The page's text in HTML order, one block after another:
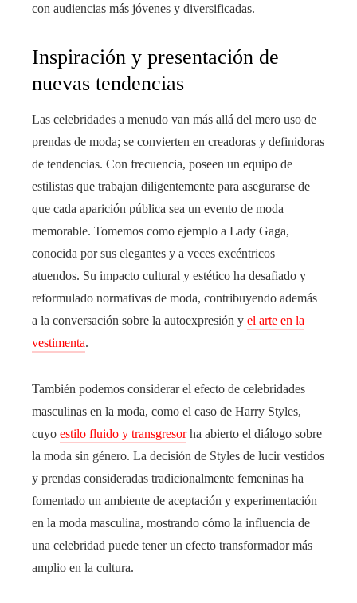
con audiencias más jóvenes y diversificadas.
Inspiración y presentación de
nuevas tendencias
Las celebridades a menudo van más allá del mero uso de
prendas de moda; se convierten en creadoras y definidoras
de tendencias. Con frecuencia, poseen un equipo de
estilistas que trabajan diligentemente para asegurarse de
que cada aparición pública sea un evento de moda
memorable. Tomemos como ejemplo a Lady Gaga,
conocida por sus elegantes y a veces excéntricos
atuendos. Su impacto cultural y estético ha desafiado y
reformulado normativas de moda, contribuyendo además
a la conversación sobre la autoexpresión y el arte en la
vestimenta.
También podemos considerar el efecto de celebridades
masculinas en la moda, como el caso de Harry Styles,
cuyo estilo fluido y transgresorha abierto el diálogo sobre
la moda sin género. La decisión de Styles de lucir vestidos
y prendas consideradas tradicionalmente femeninas ha
fomentado un ambiente de aceptación y experimentación
en la moda masculina, mostrando cómo la influencia de
una celebridad puede tener un efecto transformador más
amplio en la cultura.